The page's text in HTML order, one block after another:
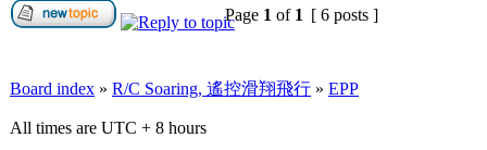
Page 1 of 1 [ 6 posts ]
Board index » R/C Soaring, 遙控滑翔飛行 » EPP
All times are UTC + 8 hours